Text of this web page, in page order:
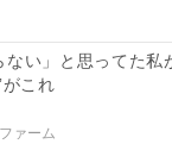
ない」と思ってた私
がこれ
ァーム